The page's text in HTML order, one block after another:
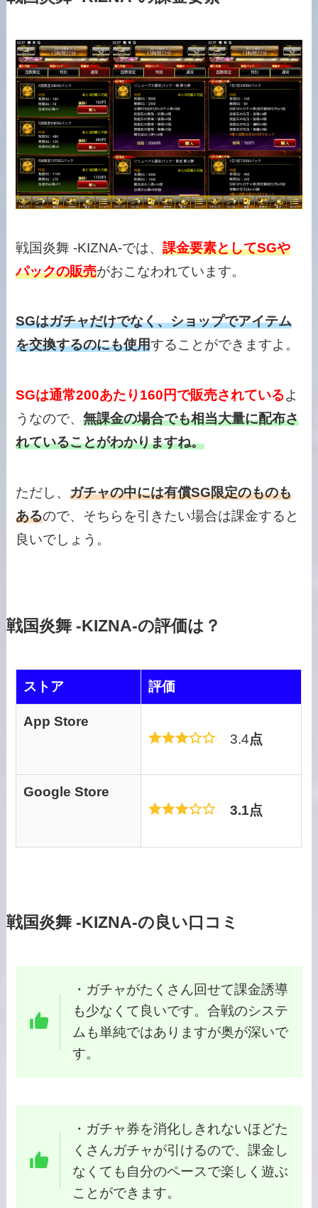
戦国炎舞 -KIZNA-では、課金要素としてSGや
パックの販売がおこなわれています。
SGはガチャだけでなく、ショップでアイテム
を交換するのにも使用することができますよ。
SGは通常200あたり160円で販売されているよ
うなので、無課金の場合でも相当大量に配布さ
れていることがわかりますね。
ただし、ガチャの中には有償SG限定のものも
あるので、そちらを引きたい場合は課金すると
良いでしょう。
戦国炎舞 -KIZNA-の評価は？
ストア 評価
App Store
3.4点
Google Store
3.1点
戦国炎舞 -KIZNA-の良い口コミ
・ガチャがたくさん回せて課金誘導
も少なくて良いです。合戦のシステ
ムも単純ではありますが奥が深いで
す。
・ガチャ券を消化しきれないほどた
くさんガチャが引けるので、課金し
なくても自分のペースで楽しく遊ぶ
ことができます。